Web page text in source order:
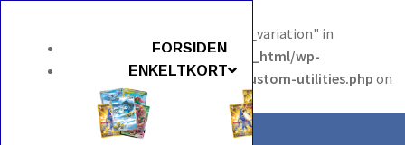
: Undefined array key "set_meta_variation" in
/var/www/pokemonportalen.dk/public_html/wp-
content/themes/as-storefront-child/custom-utilities.php on
FORSIDEN
ENKELTKORT